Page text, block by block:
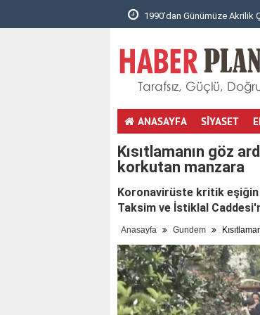
Arisar Otomotiv ile
ANASAYFA SİYASET
Kısıtlamanın göz
korkutan manzara
Koronavirüste kritik eşiğin
Taksim ve İstiklal
Anasayfa Gundem